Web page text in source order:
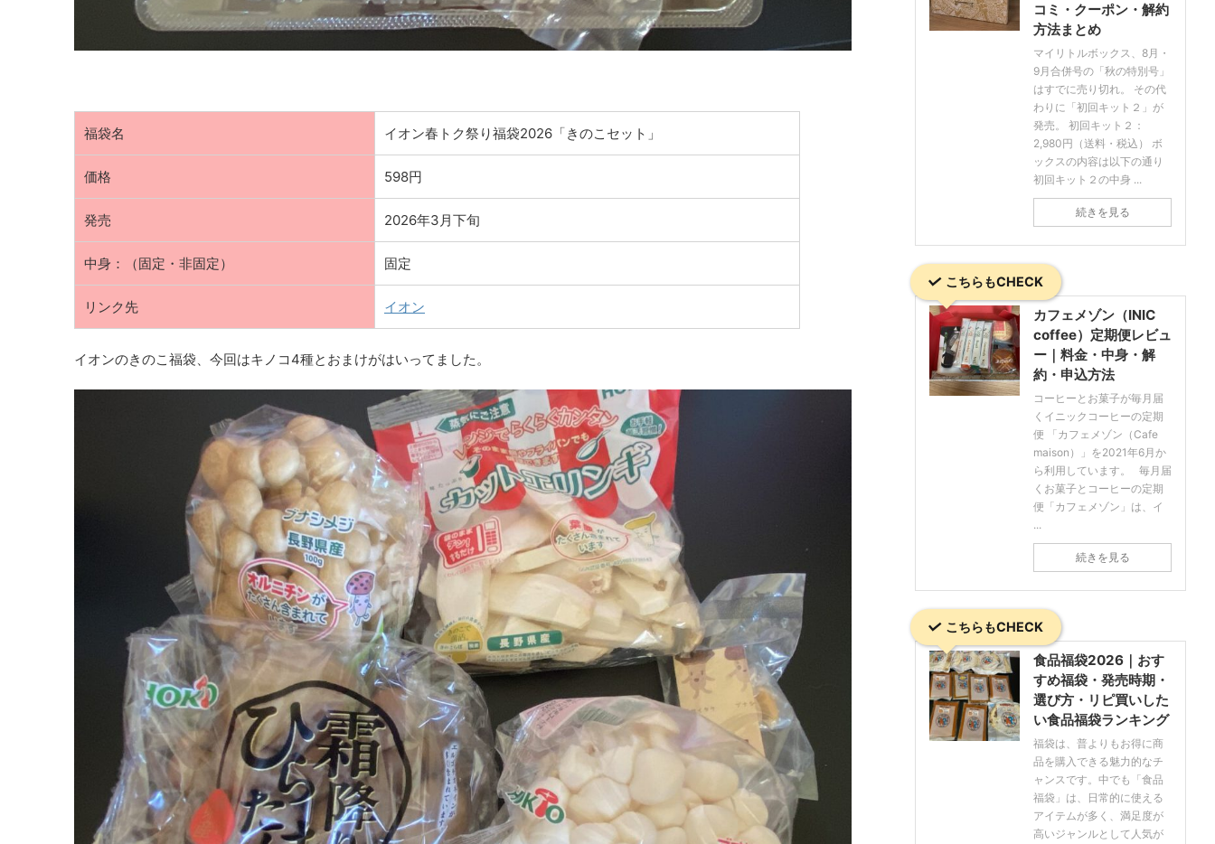
福袋名 イオン春トク祭り福袋2026「きのこセット」
価格 598円
発売 2026年3月下旬
中身：（固定・非固定） 固定
リンク先 イオン
イオンのきのこ福袋、今回はキノコ4種とおまけがはいってました。
コミ・クーポン・解約
方法まとめ
マイリトルボックス、8月・
9月合併号の「秋の特別号」
はすでに売り切れ。 その代
わりに「初回キット２」が
発売。 初回キット２：
2,980円（送料・税込） ボ
ックスの内容は以下の通り
初回キット２の中身 ...
続きを見る
こちらもCHECK
カフェメゾン（INIC
coffee）定期便レビュ
ー｜料金・中身・解
約・申込方法
コーヒーとお菓子が毎月届
くイニックコーヒーの定期
便 「カフェメゾン（Cafe
maison）」を2021年6月か
ら利用しています。 毎月届
くお菓子とコーヒーの定期
便「カフェメゾン」は、イ
...
続きを見る
こちらもCHECK
食品福袋2026｜おす
すめ福袋・発売時期・
選び方・リピ買いした
い食品福袋ランキング
福袋は、普よりもお得に商
品を購入できる魅力的なチ
ャンスです。中でも「食品
福袋」は、日常的に使える
アイテムが多く、満足度が
高いジャンルとして人気が